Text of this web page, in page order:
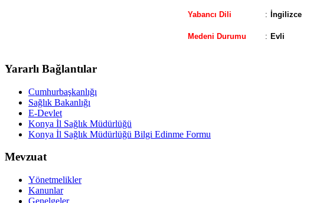
Yabancı Dili : İngilizce
Medeni Durumu : Evli
Yararlı Bağlantılar
Cumhurbaşkanlığı
Sağlık Bakanlığı
E-Devlet
Konya İl Sağlık Müdürlüğü
Konya İl Sağlık Müdürlüğü Bilgi Edinme Formu
Mevzuat
Yönetmelikler
Kanunlar
Genelgeler